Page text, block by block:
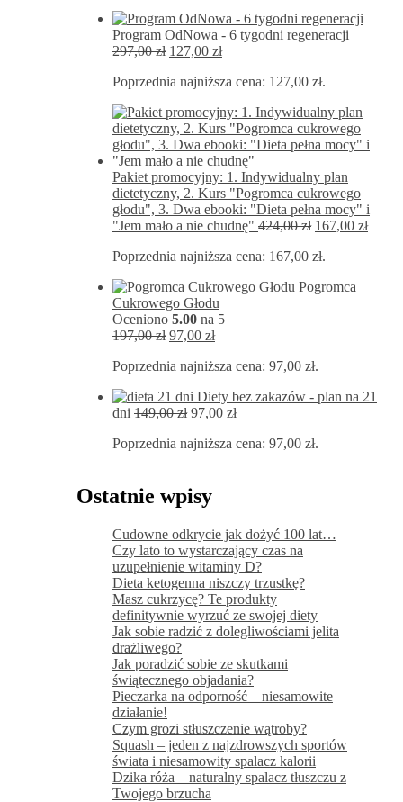
Program OdNowa - 6 tygodni regeneracji
297,00zł Pierwotna
wynosiła:
127,00 złAktualna
wynosi:
Poprzednia najniższa cena: 127,00 zł.
Pakiet promocyjny: 1. Indywidualny plan
dietetyczny, 2. Kurs "Pogromca cukrowego
głodu", 3. Dwa ebooki: "Dieta pełna mocy" i
"Jem mało a nie chudnę" 424,00zł Pierwotna
wynosiła:
167,00 zł
Poprzednia najniższa cena: 167,00 zł.
Pogromca
Cukrowego Głodu
Oceniono 5.00 na 5
197,00zł Pierwotna
wynosiła:
97,00 złAktualna
wynosi:
Poprzednia najniższa cena: 97,00 zł.
Diety bez zakazów - plan na 21
dni 149,00zł Pierwotna
wynosiła:
97,00 złAktualna
wynosi:
Poprzednia najniższa cena: 97,00 zł.
Ostatnie wpisy
Cudowne odkrycie jak dożyć 100 lat…
Czy lato to wystarczający czas na
uzupełnienie witaminy D?
Dieta ketogenna niszczy trzustkę?
Masz cukrzycę? Te produkty
definitywnie wyrzuć ze swojej diety
Jak sobie radzić z dolegliwościami jelita
drażliwego?
Jak poradzić sobie ze skutkami
świątecznego objadania?
Pieczarka na odporność – niesamowite
działanie!
Czym grozi stłuszczenie wątroby?
Squash – jeden z najzdrowszych sportów
świata i niesamowity spalacz kalorii
Dzika róża – naturalny spalacz tłuszczu z
Twojego brzucha